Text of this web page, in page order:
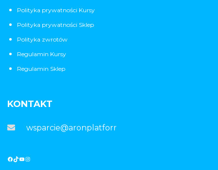
Polityka prywatności Kursy
Polityka prywatności Sklep
Polityka zwrotów
Regulamin Kursy
Regulamin Sklep
KONTAKT
wsparcie@aronplatforma.pl